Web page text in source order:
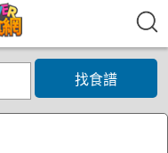
找食譜